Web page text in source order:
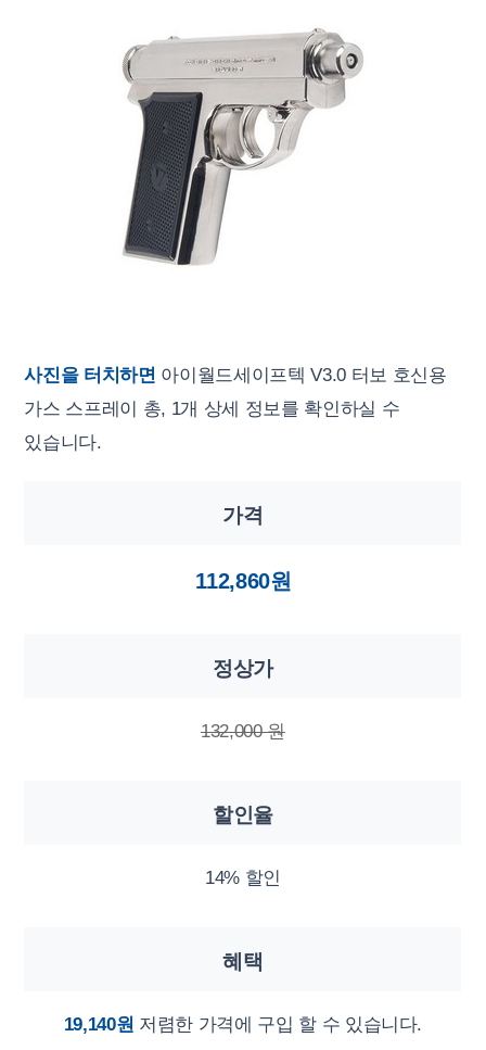
사진을 터치하면 아이월드세이프텍 V3.0 터보 호신용
가스 스프레이 총, 1개 상세 정보를 확인하실 수
있습니다.
가격
112,860원
정상가
132,000 원
할인율
14% 할인
혜택
19,140원 저렴한 가격에 구입 할 수 있습니다.